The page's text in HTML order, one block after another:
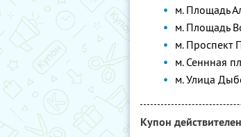
м. Площадь
м. Площадь
м. Проспект
м. Сеннная
м. Улица
Купон